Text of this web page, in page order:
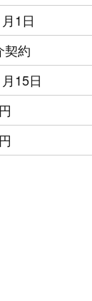
1日
契約
15日